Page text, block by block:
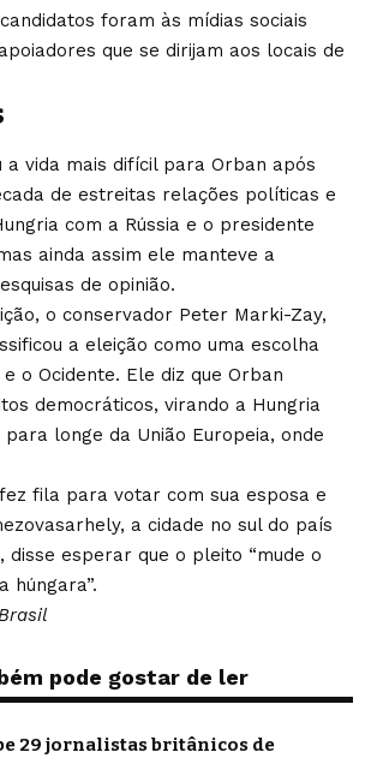
foram às mídias sociais
que se dirijam aos locais de
a vida mais difícil para Orban após
de estreitas relações políticas e
com a Rússia e o presidente
ainda assim ele manteve a
de opinião.
o conservador Peter Marki-Zay,
a eleição como uma escolha
o Ocidente. Ele diz que Orban
democráticos, virando a Hungria
para longe da União Europeia, onde
fila para votar com sua esposa e
a cidade no sul do país
disse esperar que o pleito “mude o
húngara”.
pode gostar de ler
29 jornalistas britânicos de